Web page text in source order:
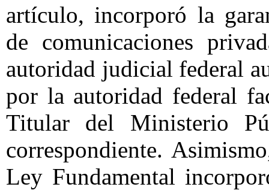
artículo, incorporó la
de comunicaciones
autoridad judicial federal
por la autoridad federal
Titular del Ministerio
correspondiente.
Ley Fundamental